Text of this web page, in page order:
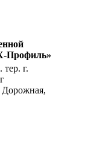
Профиль»
тер. г.
,